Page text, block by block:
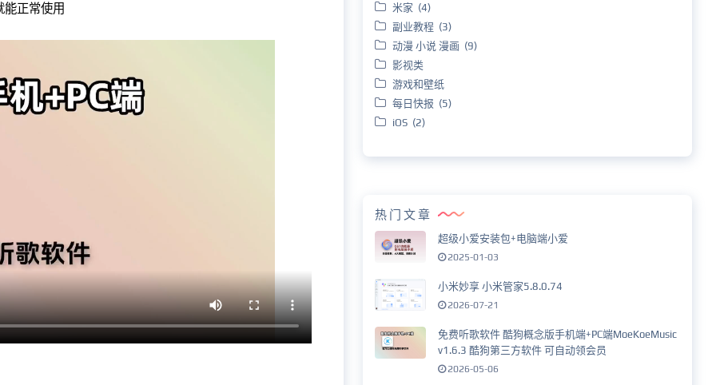
能正常使用
米家 (4)
副业教程 (3)
动漫 小说 漫画 (9)
影视类
游戏和壁纸
每日快报 (5)
iOS (2)
热门文章
超级小爱安装包+电脑端小爱
2025-01-03
小米妙享 小米管家5.8.0.74
2026-07-21
免费听歌软件 酷狗概念版手机端+PC端MoeKoeMusic
v1.6.3 酷狗第三方软件 可自动领会员
2026-05-06